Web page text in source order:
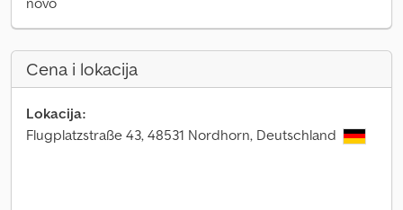
Cena i lokacija
Lokacija:
Flugplatzstraße 43, 48531 Nordhorn, Deutschland